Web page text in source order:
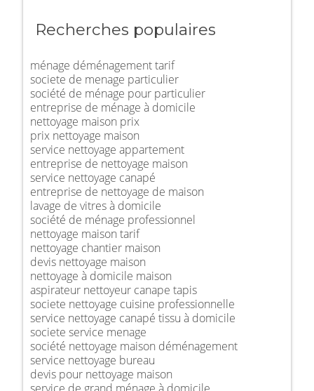
Recherches populaires
ménage déménagement tarif
societe de menage particulier
société de ménage pour particulier
entreprise de ménage à domicile
nettoyage maison prix
prix nettoyage maison
service nettoyage appartement
entreprise de nettoyage maison
service nettoyage canapé
entreprise de nettoyage de maison
lavage de vitres à domicile
société de ménage professionnel
nettoyage maison tarif
nettoyage chantier maison
devis nettoyage maison
nettoyage à domicile maison
aspirateur nettoyeur canape tapis
societe nettoyage cuisine professionnelle
service nettoyage canapé tissu à domicile
societe service menage
société nettoyage maison déménagement
service nettoyage bureau
devis pour nettoyage maison
service de grand ménage à domicile